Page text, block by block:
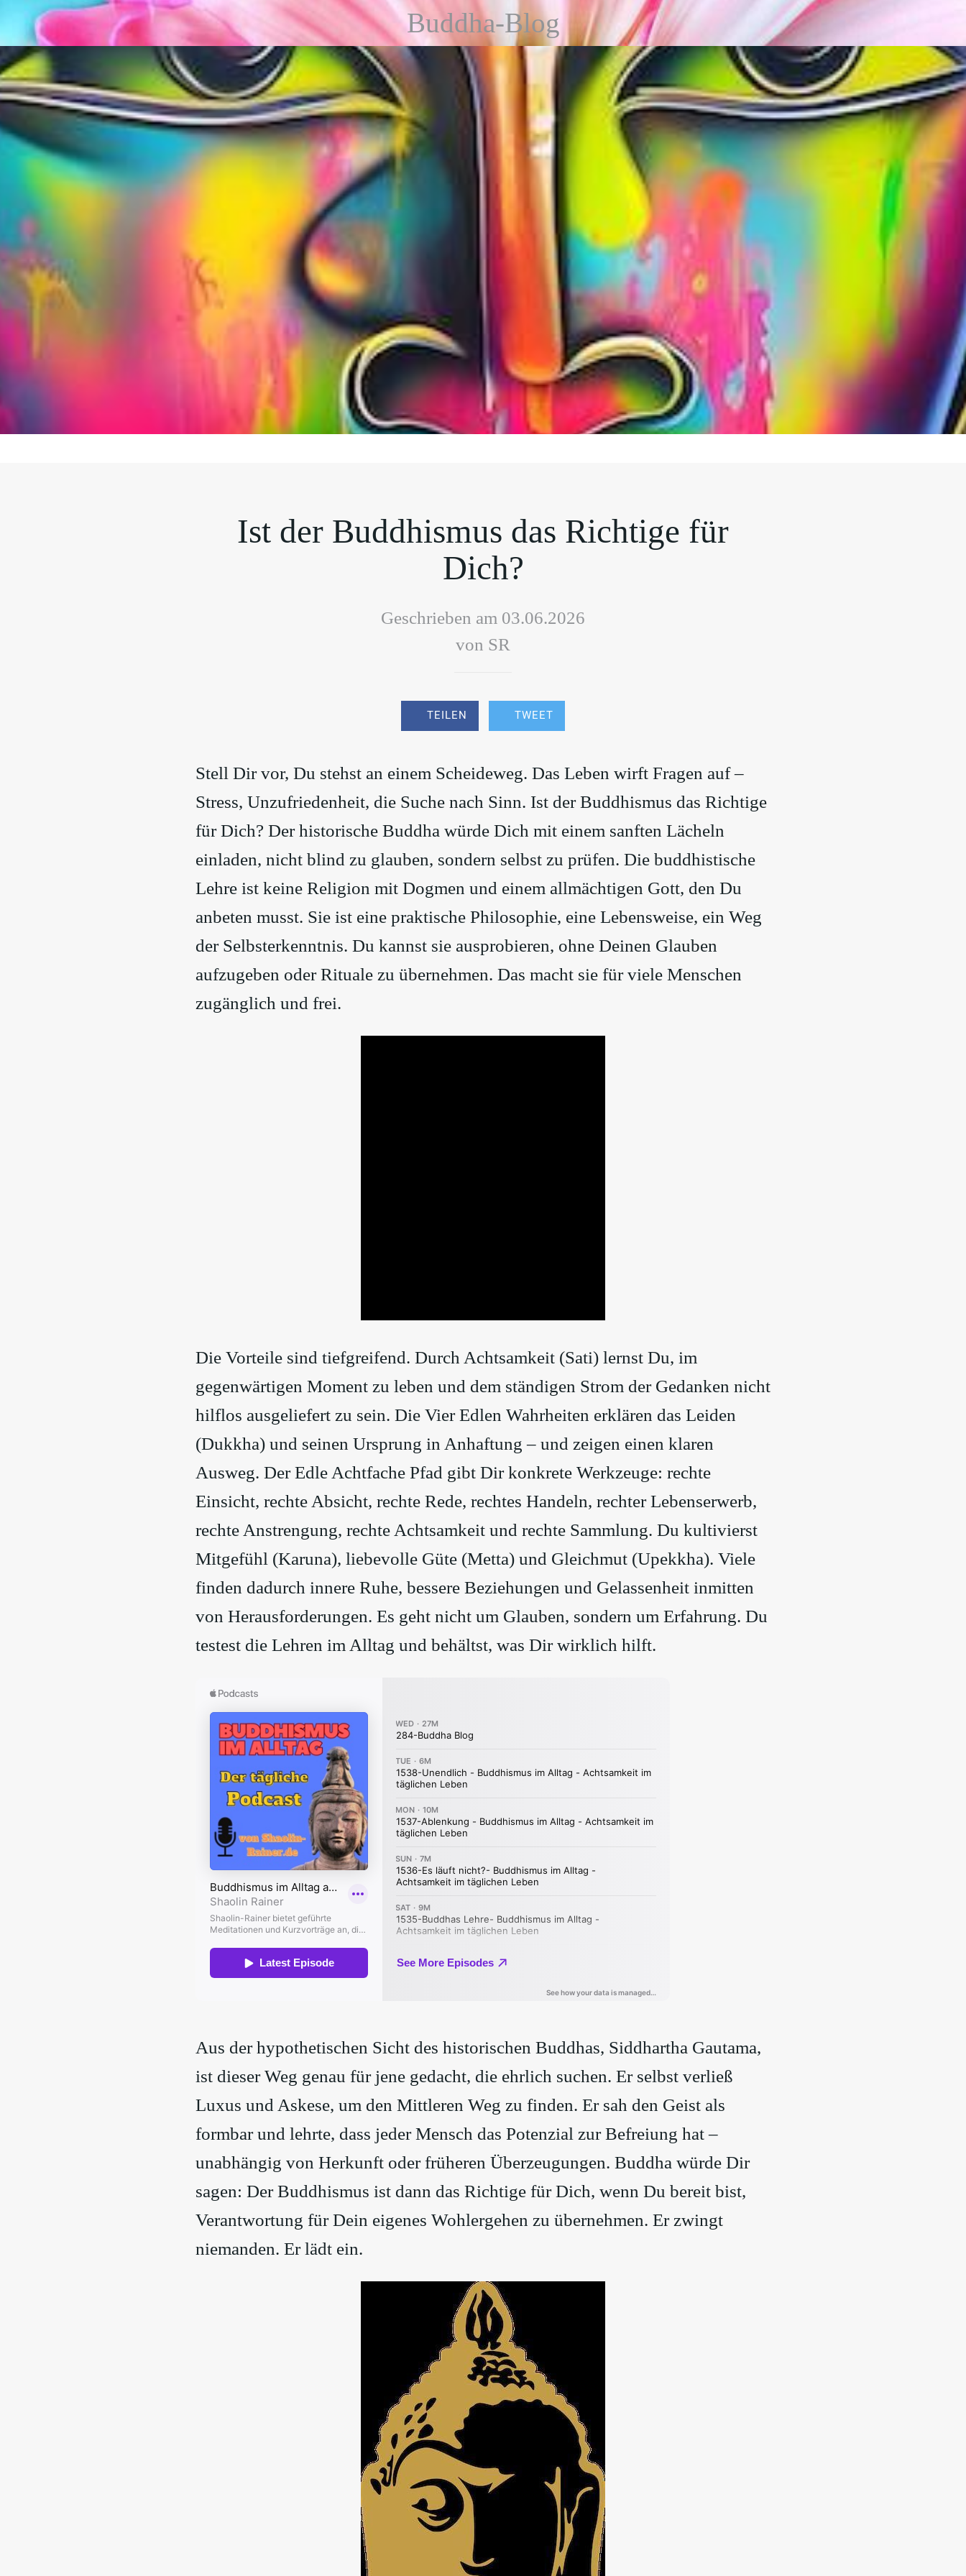
Buddha-Blog
Ist der Buddhismus das Richtige für
Dich?
Geschrieben am 03.06.2026
von SR
TEILEN TWEET
Stell Dir vor, Du stehst an einem Scheideweg. Das Leben wirft Fragen auf –
Stress, Unzufriedenheit, die Suche nach Sinn. Ist der Buddhismus das Richtige
für Dich? Der historische Buddha würde Dich mit einem sanften Lächeln
einladen, nicht blind zu glauben, sondern selbst zu prüfen. Die buddhistische
Lehre ist keine Religion mit Dogmen und einem allmächtigen Gott, den Du
anbeten musst. Sie ist eine praktische Philosophie, eine Lebensweise, ein Weg
der Selbsterkenntnis. Du kannst sie ausprobieren, ohne Deinen Glauben
aufzugeben oder Rituale zu übernehmen. Das macht sie für viele Menschen
zugänglich und frei.
Die Vorteile sind tiefgreifend. Durch Achtsamkeit (Sati) lernst Du, im
gegenwärtigen Moment zu leben und dem ständigen Strom der Gedanken nicht
hilflos ausgeliefert zu sein. Die Vier Edlen Wahrheiten erklären das Leiden
(Dukkha) und seinen Ursprung in Anhaftung – und zeigen einen klaren
Ausweg. Der Edle Achtfache Pfad gibt Dir konkrete Werkzeuge: rechte
Einsicht, rechte Absicht, rechte Rede, rechtes Handeln, rechter Lebenserwerb,
rechte Anstrengung, rechte Achtsamkeit und rechte Sammlung. Du kultivierst
Mitgefühl (Karuna), liebevolle Güte (Metta) und Gleichmut (Upekkha). Viele
finden dadurch innere Ruhe, bessere Beziehungen und Gelassenheit inmitten
von Herausforderungen. Es geht nicht um Glauben, sondern um Erfahrung. Du
testest die Lehren im Alltag und behältst, was Dir wirklich hilft.
Aus der hypothetischen Sicht des historischen Buddhas, Siddhartha Gautama,
ist dieser Weg genau für jene gedacht, die ehrlich suchen. Er selbst verließ
Luxus und Askese, um den Mittleren Weg zu finden. Er sah den Geist als
formbar und lehrte, dass jeder Mensch das Potenzial zur Befreiung hat –
unabhängig von Herkunft oder früheren Überzeugungen. Buddha würde Dir
sagen: Der Buddhismus ist dann das Richtige für Dich, wenn Du bereit bist,
Verantwortung für Dein eigenes Wohlergehen zu übernehmen. Er zwingt
niemanden. Er lädt ein.